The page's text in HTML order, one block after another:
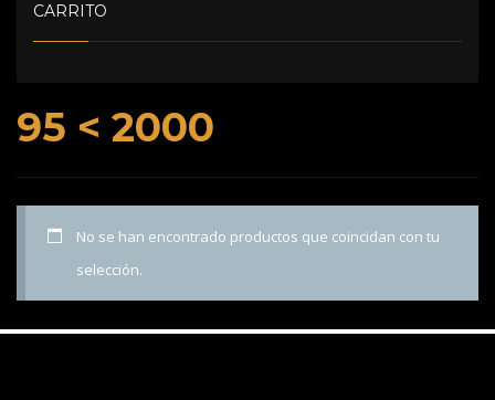
95 < 2000
No se han encontrado productos que coincidan con tu
selección.
CARRITO